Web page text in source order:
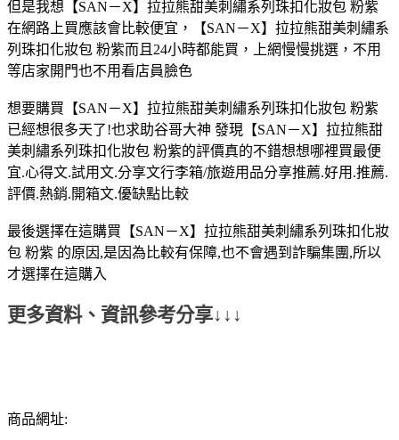
但是我想【SAN－X】拉拉熊甜美刺繡系列珠扣化妝包 粉紫
在網路上買應該會比較便宜，【SAN－X】拉拉熊甜美刺繡系
列珠扣化妝包 粉紫而且24小時都能買，上網慢慢挑選，不用
等店家開門也不用看店員臉色
想要購買【SAN－X】拉拉熊甜美刺繡系列珠扣化妝包 粉紫
已經想很多天了!也求助谷哥大神 發現【SAN－X】拉拉熊甜
美刺繡系列珠扣化妝包 粉紫的評價真的不錯想想哪裡買最便
宜.心得文.試用文.分享文行李箱/旅遊用品分享推薦.好用.推薦.
評價.熱銷.開箱文.優缺點比較
最後選擇在這購買【SAN－X】拉拉熊甜美刺繡系列珠扣化妝
包 粉紫 的原因,是因為比較有保障,也不會遇到詐騙集團,所以
才選擇在這購入
更多資料、資訊參考分享↓↓↓
商品網址: